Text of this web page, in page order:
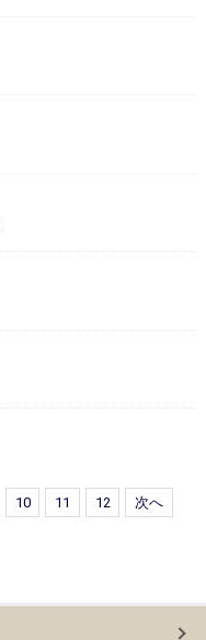
10 11 12 次へ